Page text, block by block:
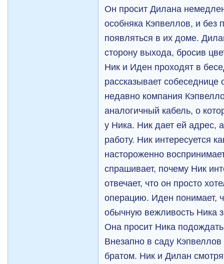
Он просит Дилана
особняка Кэпвеллов, и
появляться в их доме.
сторону выхода, бросив
Ник и Иден проходят в
рассказывает
недавно компания
аналогичный кабель, о
у Ника. Ник дает ей адрес,
работу. Ник интересуется
настороженно
спрашивает, почему Ник
отвечает, что он просто
операцию. Иден понимает,
обычную вежливость Ника
Она просит Ника
Внезапно в саду
братом. Ник и Дилан